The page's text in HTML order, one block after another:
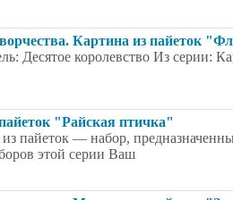
Картина из пайеток
Десятое королевство Из серии:
"Райская птичка"
пайеток — набор,
этой серии Ваш